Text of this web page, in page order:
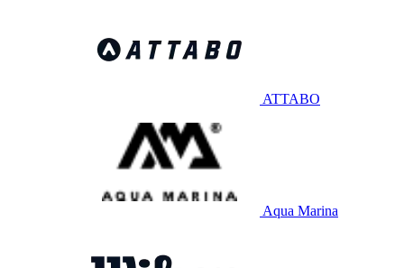
ATTABO
Aqua Marina